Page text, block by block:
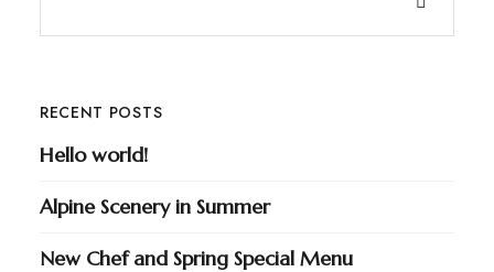
RECENT POSTS
Hello world!
Alpine Scenery in Summer
New Chef and Spring Special Menu